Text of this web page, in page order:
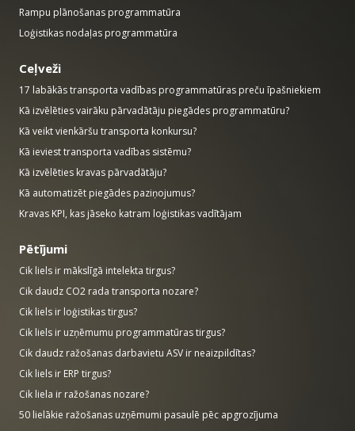
Rampu plānošanas programmatūra
Loģistikas nodaļas programmatūra
Ceļveži
17 labākās transporta vadības programmatūras preču īpašniekiem
Kā izvēlēties vairāku pārvadātāju piegādes programmatūru?
Kā veikt vienkāršu transporta konkursu?
Kā ieviest transporta vadības sistēmu?
Kā izvēlēties kravas pārvadātāju?
Kā automatizēt piegādes paziņojumus?
Kravas KPI, kas jāseko katram loģistikas vadītājam
Pētījumi
Cik liels ir mākslīgā intelekta tirgus?
Cik daudz CO2 rada transporta nozare?
Cik liels ir loģistikas tirgus?
Cik liels ir uzņēmumu programmatūras tirgus?
Cik daudz ražošanas darbavietu ASV ir neaizpildītas?
Cik liels ir ERP tirgus?
Cik liela ir ražošanas nozare?
50 lielākie ražošanas uzņēmumi pasaulē pēc apgrozījuma